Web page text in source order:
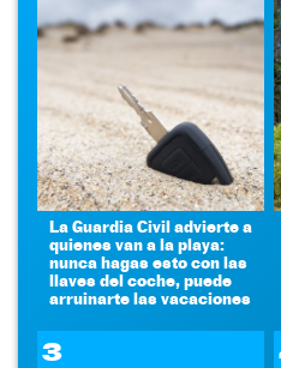
La Guardia Civil advierte a
quienes van a la playa:
nunca hagas esto con las
llaves del coche, puede
arruinarte las vacaciones
3